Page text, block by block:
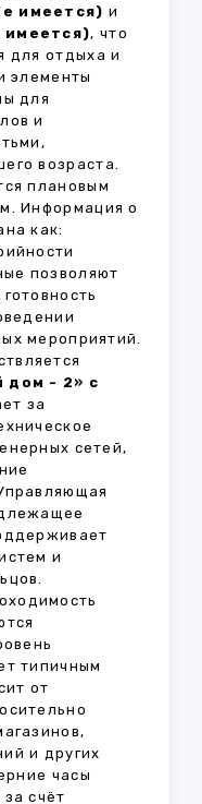
имеется) и
имеется), что
для отдыха и
элементы
для
и
возраста.
плановым
Информация о
как:
позволяют
мероприятий.
дом - 2» с
за
сетей,
и
типичным
от
и других
часы
счёт